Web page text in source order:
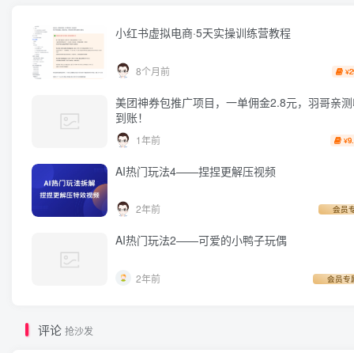
小红书虚拟电商·5天实操训练营教程
8个月前 ¥
美团神券包推广项目，一单佣金2.8元，羽哥亲
到账！
1年前 ¥
AI热门玩法4——捏捏更解压视频
2年前 会员
AI热门玩法2——可爱的小鸭子玩偶
2年前 会员专
评论 抢沙发